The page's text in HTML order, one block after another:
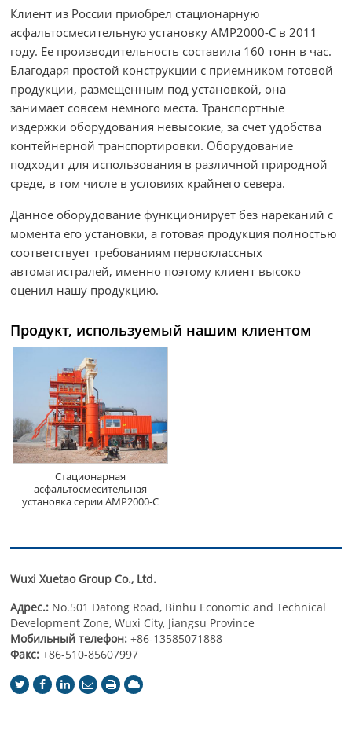
Клиент из России приобрел стационарную
асфальтосмесительную установку AMP2000-C в 2011
году. Ее производительность составила 160 тонн в час.
Благодаря простой конструкции с приемником готовой
продукции, размещенным под установкой, она
занимает совсем немного места. Транспортные
издержки оборудования невысокие, за счет удобства
контейнерной транспортировки. Оборудование
подходит для использования в различной природной
среде, в том числе в условиях крайнего севера.
Данное оборудование функционирует без нареканий с
момента его установки, а готовая продукция полностью
соответствует требованиям первоклассных
автомагистралей, именно поэтому клиент высоко
оценил нашу продукцию.
Продукт, используемый нашим клиентом
Стационарная
асфальтосмесительная
установка серии AMP2000-C
Wuxi Xuetao Group Co., Ltd.
Адрес.: No.501 Datong Road, Binhu Economic and Technical
Development Zone, Wuxi City, Jiangsu Province
Мобильный телефон: +86-13585071888
Факс:+86-510-85607997